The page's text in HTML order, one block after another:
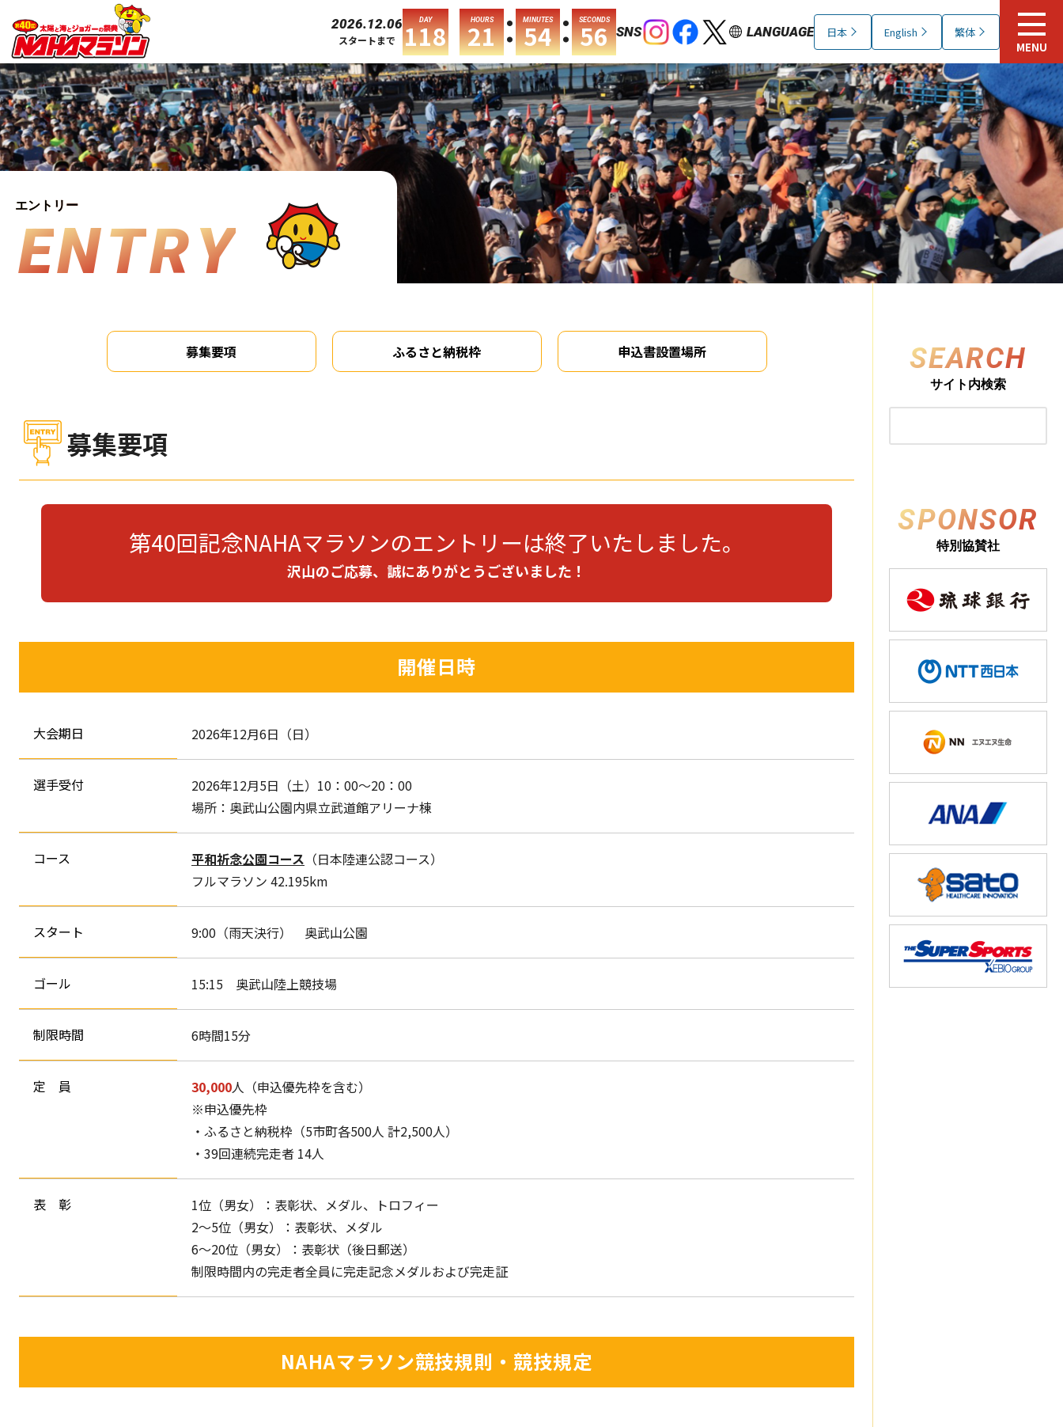
2026.12.06
スタートまで
DAY
118 HOURS
21 : MINUTES
54 : SECONDS
55 SNS LANGUAGE 日本 English
繁体
MENU
エントリー
ENTRY
SEARCH
サイト内検索
SPONSOR
特別協賛社
募集要項 ふるさと納税枠 申込書設置場所
募集要項
第40回記念NAHAマラソンのエントリーは終了いたしました。
沢山のご応募、誠にありがとうございました！
開催日時
大会期日 2026年12月6日（日）
選手受付
2026年12月5日（土）10：00～20：00
場所：奥武山公園内県立武道館アリーナ棟
コース 平和祈念公園コース （日本陸連公認コース）
フルマラソン 42.195km
スタート 9:00（雨天決行） 奥武山公園
ゴール 15:15 奥武山陸上競技場
制限時間 6時間15分
定 員 30,000人（申込優先枠を含む）
※申込優先枠
・ふるさと納税枠（5市町各500人 計2,500人）
・39回連続完走者 14人
表 彰
1位（男女）：表彰状、メダル、トロフィー
2～5位（男女）：表彰状、メダル
6～20位（男女）：表彰状（後日郵送）
制限時間内の完走者全員に完走記念メダルおよび完走証
NAHAマラソン競技規則 ・競技規定